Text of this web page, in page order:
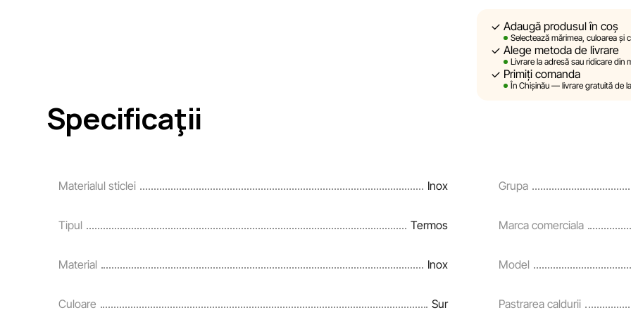
prealabilă, descrierile,
site sunt simulate și au un
sunt oferite exclusiv în scop
Prețurile produselor, precum
Adaugă produsul în coș
Selectează mărimea, culoarea și
Alege metoda de livrare
Livrare la adresă sau ridicare din
Primiți comanda
În Chișinău — livrare gratuită de
Specificaţii
Materialul sticlei Inox Grupa
Tipul Termos Marca comerciala
Material Inox Model
Culoare Sur Pastrarea caldurii